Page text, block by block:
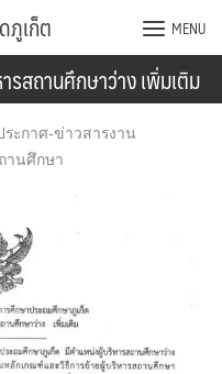
ภูเก็ต MENU
รสถานศึกษาว่าง เพิ่มเติม
ระกาศ-ข่าวสารงาน
านศึกษา